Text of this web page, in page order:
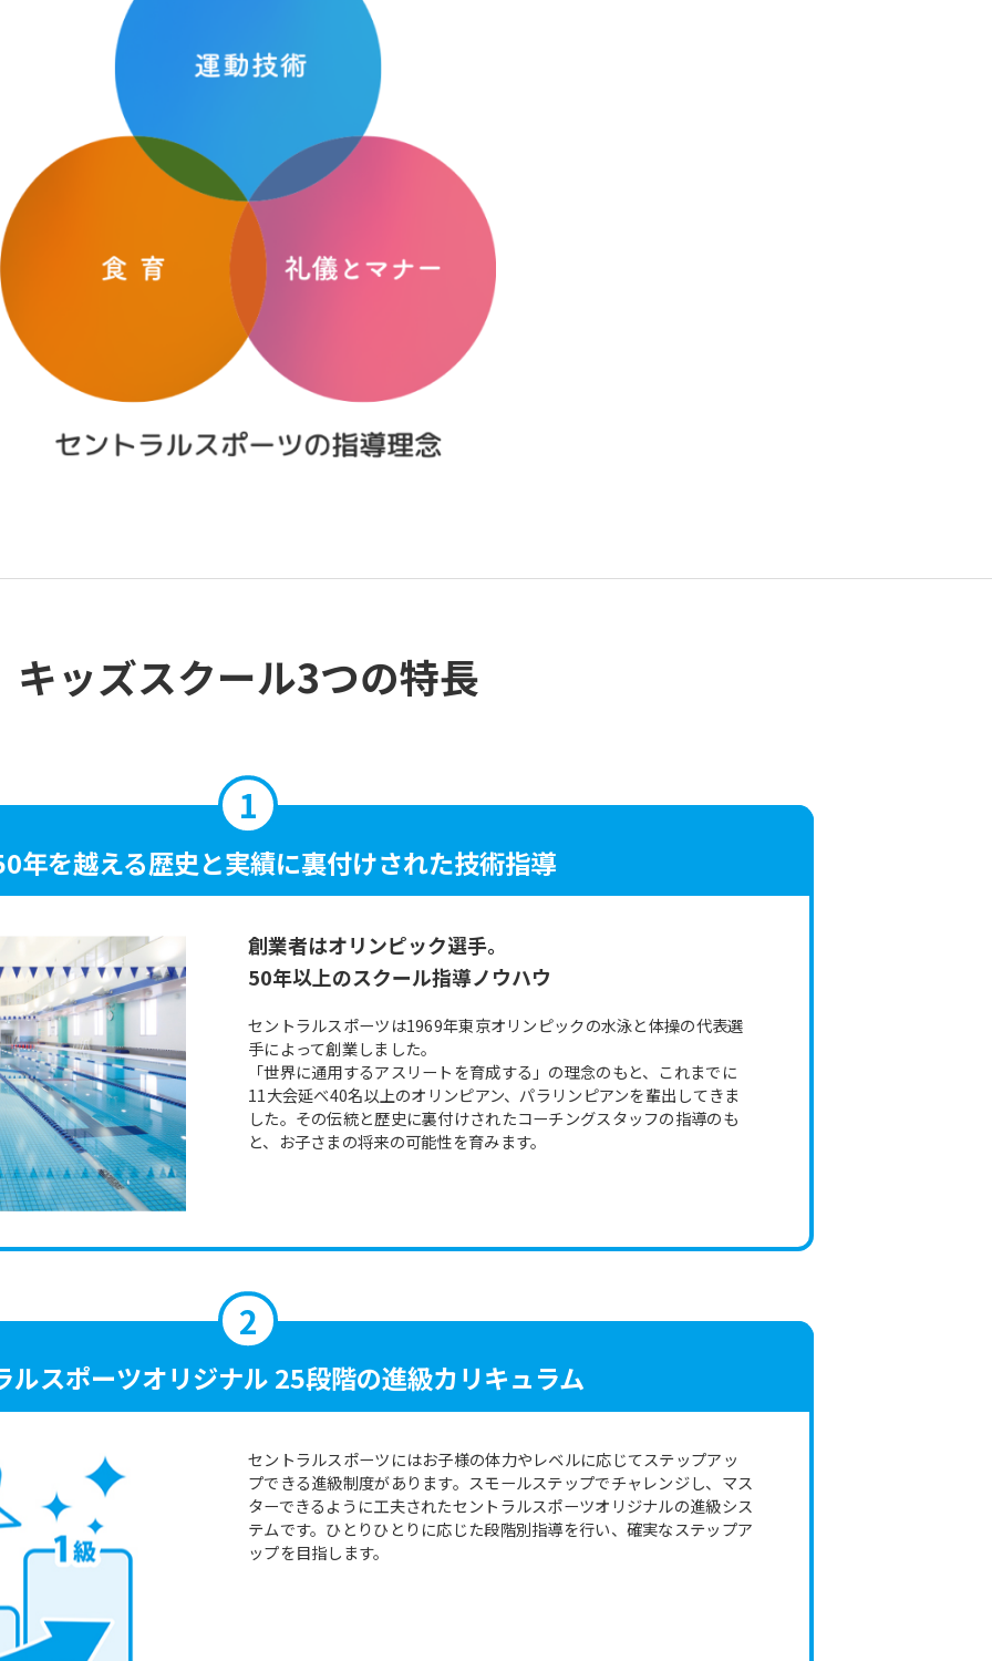
キッズスクール3つの特長
年を越える歴史と実績に裏付けされた技術指導
創業者はオリンピック選手。
50年以上のスクール指導ノウハウ
セントラルスポーツは1969年東京オリンピックの水泳と体操の代表選
手によって創業しました。
「世界に通用するアスリートを育成する」の理念のもと、これまでに
11大会延べ40名以上のオリンピアン、パラリンピアンを輩出してきま
した。その伝統と歴史に裏付けされたコーチングスタッフの指導のも
と、お子さまの将来の可能性を育みます。
ルスポーツオリジナル 25段階の進級カリキュラム
セントラルスポーツにはお子様の体力やレベルに応じてステップアッ
プできる進級制度があります。スモールステップでチャレンジし、マス
ターできるように工夫されたセントラルスポーツオリジナルの進級シス
テムです。ひとりひとりに応じた段階別指導を行い、確実なステップア
ップを目指します。
For foreigners
automatic translation) to return to
However, if you use an automatic
translation service, the Japanese
The translation may differ from the
original content. We ask that you
fully understand this before using